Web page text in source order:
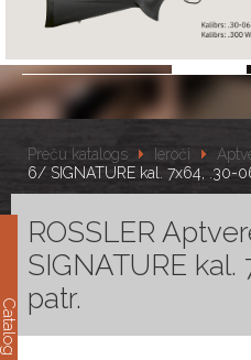
Catalog
Preču katalogs Ieroči
6/ SIGNATURE kal. 7x64, .30-
ROSSLER
SIGNATURE
patr.